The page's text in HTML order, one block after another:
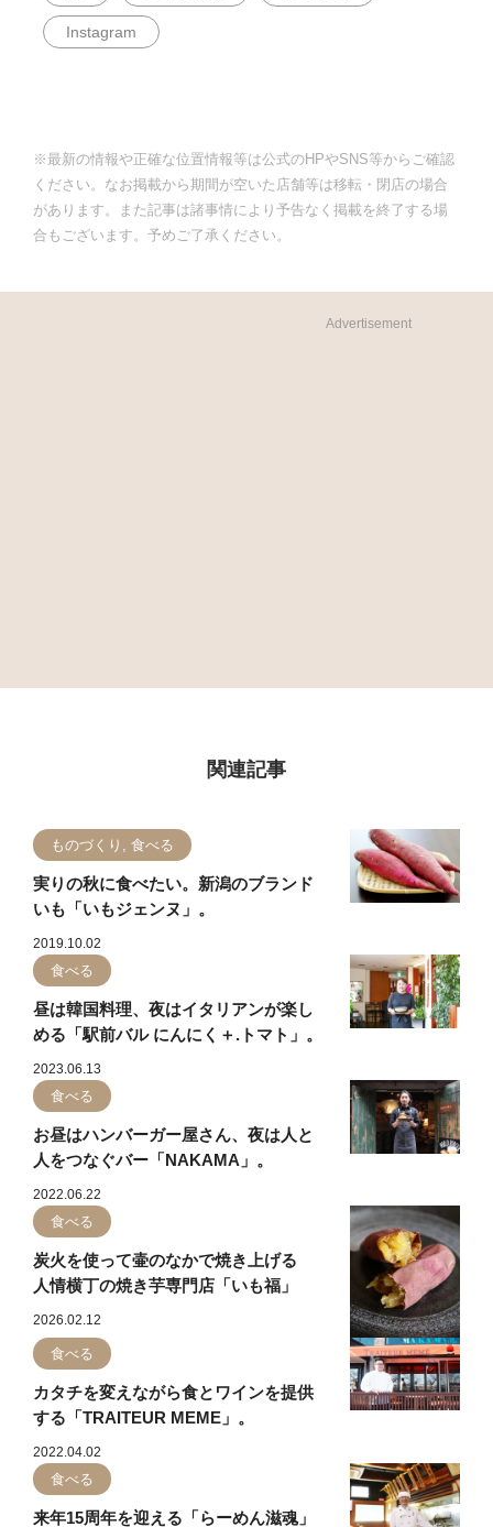
Instagram
※最新の情報や正確な位置情報等は公式のHPやSNS等からご確認
ください。なお掲載から期間が空いた店舗等は移転・閉店の場合
があります。また記事は諸事情により予告なく掲載を終了する場
合もございます。予めご了承ください。
Advertisement
関連記事
ものづくり, 食べる
実りの秋に食べたい。新潟のブランド
いも「いもジェンヌ」。
2019.10.02
食べる
昼は韓国料理、夜はイタリアンが楽し
める「駅前バル にんにく＋.トマト」。
2023.06.13
食べる
お昼はハンバーガー屋さん、夜は人と
人をつなぐバー「NAKAMA」。
2022.06.22
食べる
炭火を使って壷のなかで焼き上げる
人情横丁の焼き芋専門店「いも福」
2026.02.12
食べる
カタチを変えながら食とワインを提供
する「TRAITEUR MEME」。
2022.04.02
食べる
来年15周年を迎える「らーめん滋魂」